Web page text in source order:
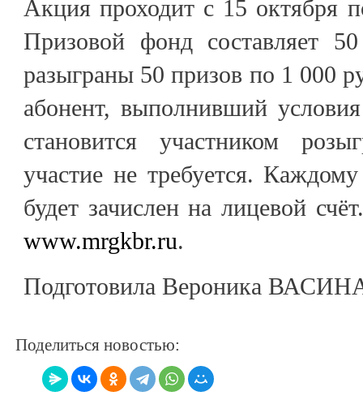
Акция проходит с 15 октября
Призовой фонд составляет
разыграны 50 призов по 1 000
абонент, выполнивший
становится участником
участие не требуется.
будет зачислен на лицевой
www.mrgkbr.ru.
Подготовила Вероника
Поделиться новостью: